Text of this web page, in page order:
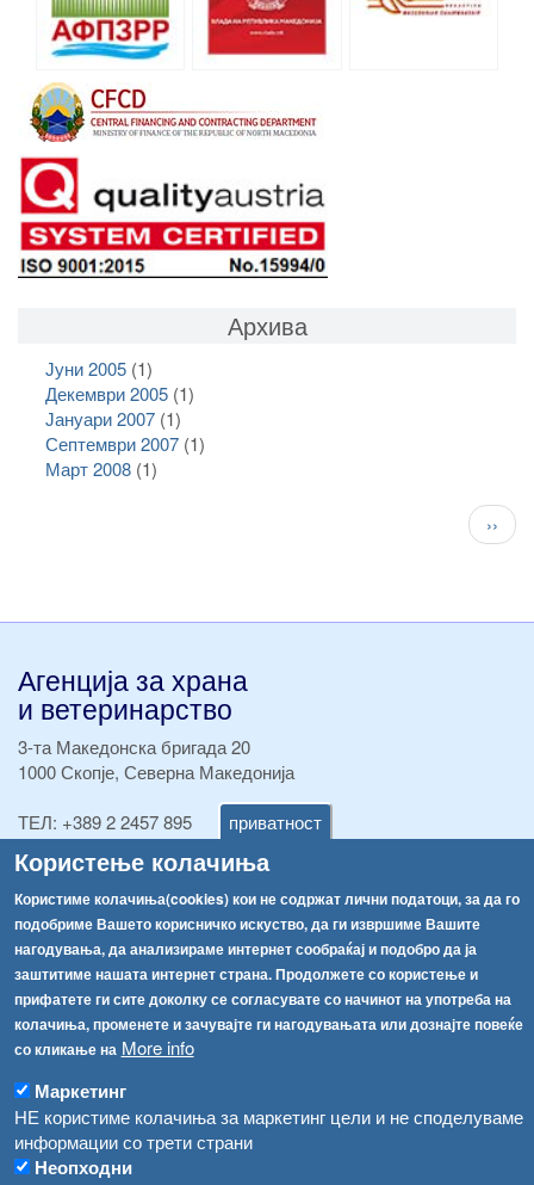
приватност
Користење колачиња
Користиме колачиња(cookies) кои не содржат лични податоци, за да го
подобриме Вашето корисничко искуство, да ги извршиме Вашите
нагодувања, да анализираме интернет сообраќај и подобро да ја
заштитиме нашата интернет страна. Продолжете со користење и
прифатете ги сите доколку се согласувате со начинот на употреба на
колачиња, променете и зачувајте ги нагодувањата или дознајте повеќе
со кликање на More info
Маркетинг
НЕ користиме колачиња за маркетинг цели и не споделуваме
информации со трети страни
Неопходни
Архива
Јуни 2005(1)
Декември 2005(1)
Јануари 2007(1)
Септември 2007(1)
Март 2008(1)
››
Агенција за храна
и ветеринарство
3-та Македонска бригада 20
1000 Скопје, Северна Македонија
ТЕЛ: +389 2 2457 895
ТЕЛ:+389 2 2457 873
Факс:+389 2 2457 893
Факс:+389 2 2457 871
info@fva.gov.mk
[АХВ-претходна страна]
Соопштенија
Република Бугарија ги засили официјалните контроли при увоз на свежо овошје и зеленчук
Високите температури ризик од труење со храна, опасни се и за животните
Водата во Гостивар може да се користи како техничка, продолжува испораката на флаширана вода
Во Гостивар спроведени 70 вонредни контроли
Навигација
Архива
Обрасци
Забрани